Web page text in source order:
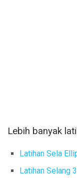
Lebih banyak
Latihan Sela
Latihan Selang